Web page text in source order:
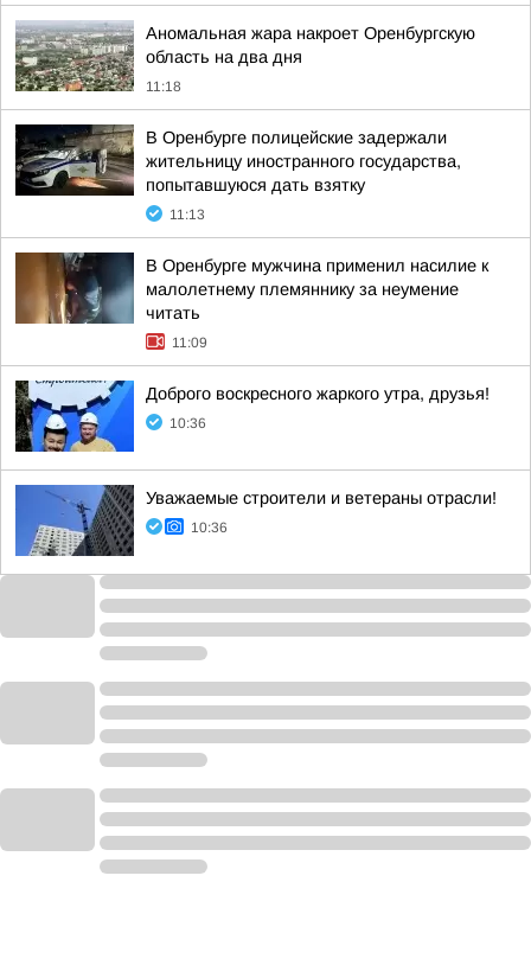
Аномальная жара накроет Оренбургскую
область на два дня
11:18
В Оренбурге полицейские задержали
жительницу иностранного государства,
попытавшуюся дать взятку
11:13
В Оренбурге мужчина применил насилие к
малолетнему племяннику за неумение
читать
11:09
Доброго воскресного жаркого утра, друзья!
10:36
Уважаемые строители и ветераны отрасли!
10:36